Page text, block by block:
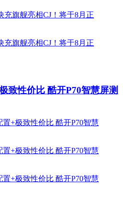
致性价比 酷开P70智慧屏测